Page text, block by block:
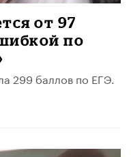
от 97
по
299 баллов по ЕГЭ.